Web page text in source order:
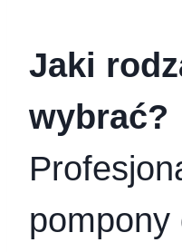
Jaki
wybrać?
pompony